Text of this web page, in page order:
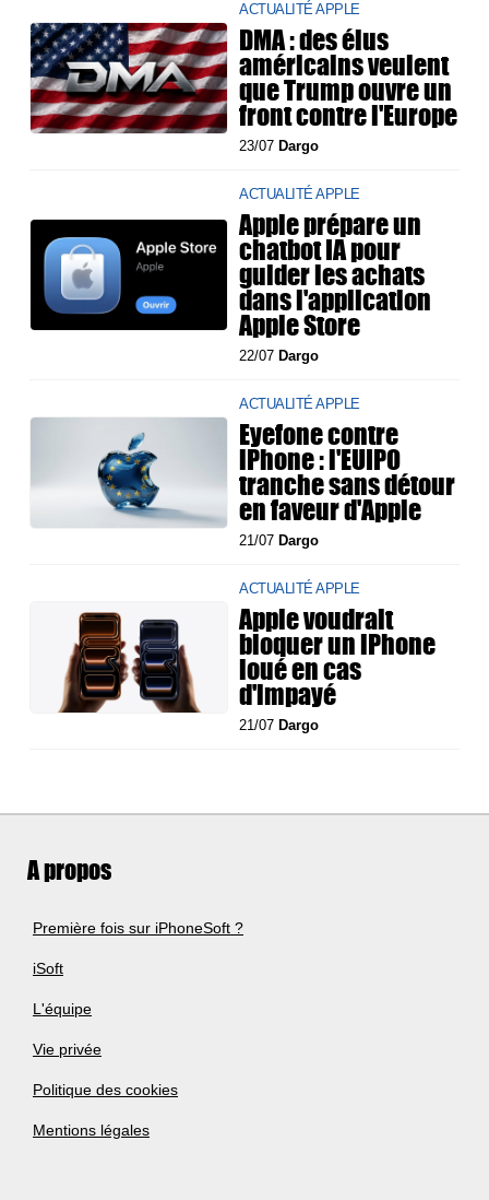
ACTUALITÉ APPLE
DMA : des élus
américains veulent
que Trump ouvre un
front contre l'Europe
23/07 Dargo
ACTUALITÉ APPLE
Apple prépare un
chatbot IA pour
guider les achats
dans l'application
Apple Store
22/07 Dargo
ACTUALITÉ APPLE
Eyefone contre
iPhone : l'EUIPO
tranche sans détour
en faveur d'Apple
21/07 Dargo
ACTUALITÉ APPLE
Apple voudrait
bloquer un iPhone
loué en cas
d'impayé
21/07 Dargo
A propos
Première fois sur iPhoneSoft ?
iSoft
L'équipe
Vie privée
Politique des cookies
Mentions légales